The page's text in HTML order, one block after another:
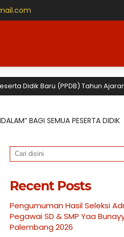
Baru (PPDB) Tahun Ajaran
BAGI SEMUA PESERTA DIDIK
Search
Recent Posts
Pengumuman Hasil Seleksi
Pegawai SD & SMP Yaa
Palembang 2026